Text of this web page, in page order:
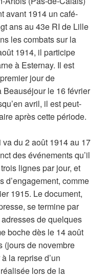
avant 1914 un café-
ans au 43e RI de Lille
les combats sur la
1914, il participe
à Esternay. Il est
jour de
Beauséjour le 16 février
avril, il est peut-
après cette période.
va du 2 août 1914 au 17
des événements qu’il
lignes par jour, et
d’engagement, comme
1915. Le document,
se termine par
de quelques
boche dès le 14 août
(jours de novembre
la reprise d’un
lors de la